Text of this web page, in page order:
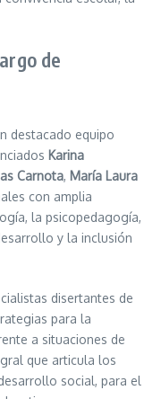
de
destacado equipo
Karina
Carnota, María Laura
con amplia
la psicopedagogía,
y la inclusión
disertantes de
para la
a situaciones de
que articula los
social, para el